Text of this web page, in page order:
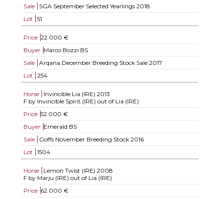
Sale
SGA September Selected Yearlings 2018
Lot
51
Price 22.000 €
Buyer Marco Bozzi BS
Sale
Arqana December Breeding Stock Sale 2017
Lot
254
Horse Invincible Lia (IRE) 2013
F by Invincible Spirit (IRE) out of Lia (IRE)
Price 52.000 €
Buyer Emerald BS
Sale
Goffs November Breeding Stock 2016
Lot
1504
Horse Lemon Twist (IRE) 2008
F by Marju (IRE) out of Lia (IRE)
Price 62.000 €